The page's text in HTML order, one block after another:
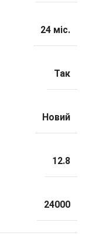
24 міс.
Так
Новий
12.8
24000